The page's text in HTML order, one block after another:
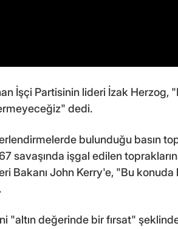
İşçi Partisinin lideri İzak Herzog,
dedi.
bulunduğu basın
savaşında işgal edilen
Bakanı John Kerry'e, "Bu konuda
"altın değerinde bir fırsat"